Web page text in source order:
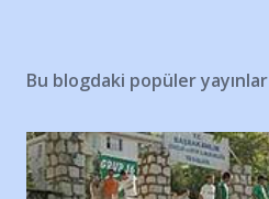
Bu blogdaki popüler yayınlar